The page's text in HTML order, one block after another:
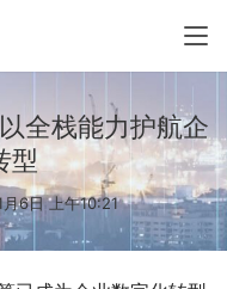
全栈能力护航企
型
6日 上午10:21